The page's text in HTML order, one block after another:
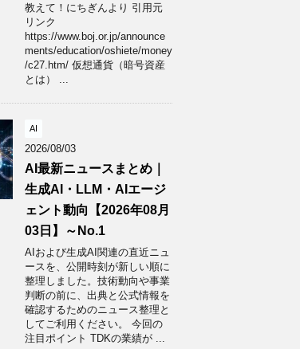
教えて！にちぎんより 引用元
リンク
https://www.boj.or.jp/announce
ments/education/oshiete/money
/c27.htm/ 仮想通貨（暗号資産
とは） ...
AI
2026/08/03
AI最新ニュースまとめ｜
生成AI・LLM・AIエージ
ェント動向【2026年08月
03日】～No.1
AIおよび生成AI関連の直近ニュ
ースを、公開時刻が新しい順に
整理しました。技術動向や事業
判断の前に、出典と公式情報を
確認するためのニュース整理と
してご利用ください。 今回の
注目ポイント TDKの業績が ...